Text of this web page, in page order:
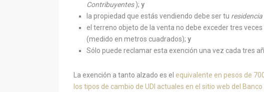
Contribuyentes); y
la propiedad que estás vendiendo debe ser tu
el terreno objeto de la venta no debe exceder tres
(medido en metros cuadrados); y
Sólo puede reclamar esta exención una vez cada tres
La exención a tanto alzado es el equivalente en pesos de
los tipos de cambio de UDI actuales en el sitio web del